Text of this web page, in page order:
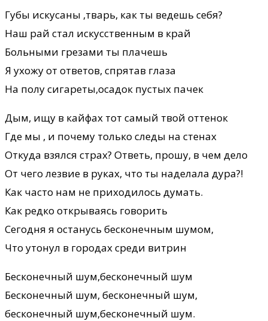
Губы искусаны ,тварь, как ты ведешь себя?
Наш рай стал искусственным в край
Больными грезами ты плачешь
Я ухожу от ответов, спрятав глаза
На полу сигареты,осадок пустых пачек
Дым, ищу в кайфах тот самый твой оттенок
Где мы , и почему только следы на стенах
Откуда взялся страх? Ответь, прошу, в чем дело
От чего лезвие в руках, что ты наделала дура?!
Как часто нам не приходилось думать.
Как редко открываясь говорить
Сегодня я останусь бесконечным шумом,
Что утонул в городах среди витрин
Бесконечный шум,бесконечный шум
Бесконечный шум, бесконечный шум,
бесконечный шум,бесконечный шум.